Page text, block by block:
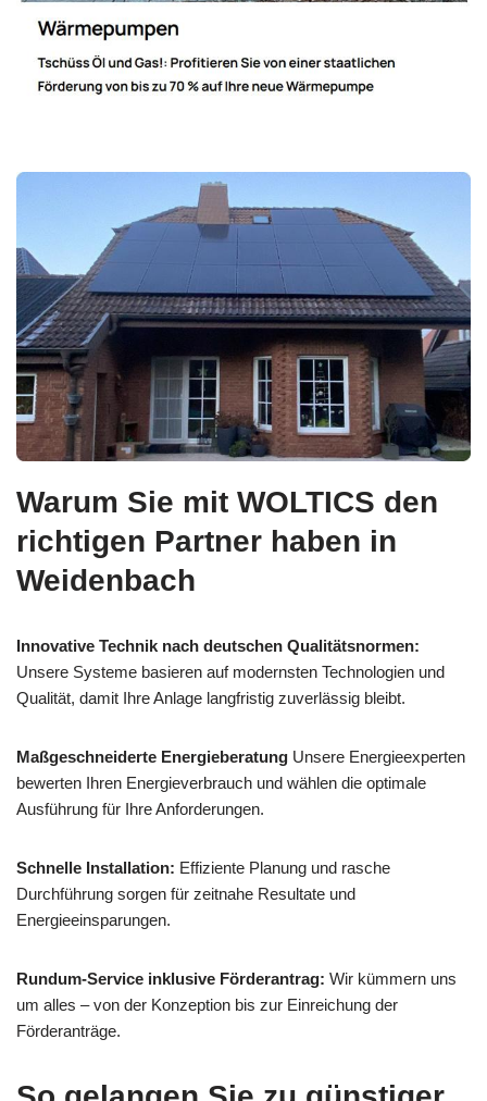
Warum Sie mit WOLTICS den
richtigen Partner haben in
Weidenbach
Innovative Technik nach deutschen Qualitätsnormen:
Unsere Systeme basieren auf modernsten Technologien und
Qualität, damit Ihre Anlage langfristig zuverlässig bleibt.
Maßgeschneiderte Energieberatung Unsere Energieexperten
bewerten Ihren Energieverbrauch und wählen die optimale
Ausführung für Ihre Anforderungen.
Schnelle Installation: Effiziente Planung und rasche
Durchführung sorgen für zeitnahe Resultate und
Energieeinsparungen.
Rundum-Service inklusive Förderantrag: Wir kümmern uns
um alles – von der Konzeption bis zur Einreichung der
Förderanträge.